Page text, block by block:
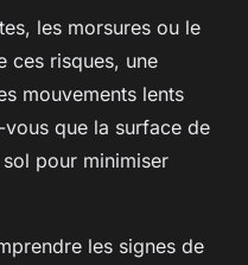
les morsures ou le
ces risques, une
mouvements lents
que la surface de
pour minimiser
les signes de